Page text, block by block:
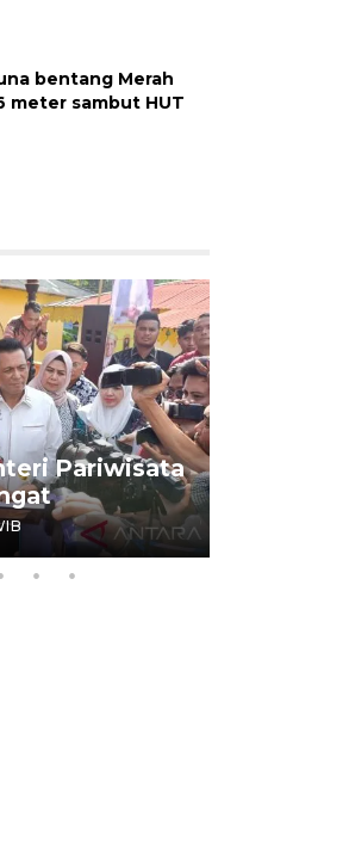
bentang Merah
meter sambut HUT
Pariwisata